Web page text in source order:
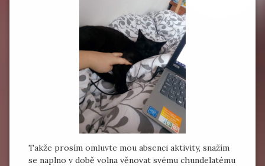
Takže prosím omluvte mou absenci aktivity, snažím
se naplno v době volna věnovat svému chundelatému